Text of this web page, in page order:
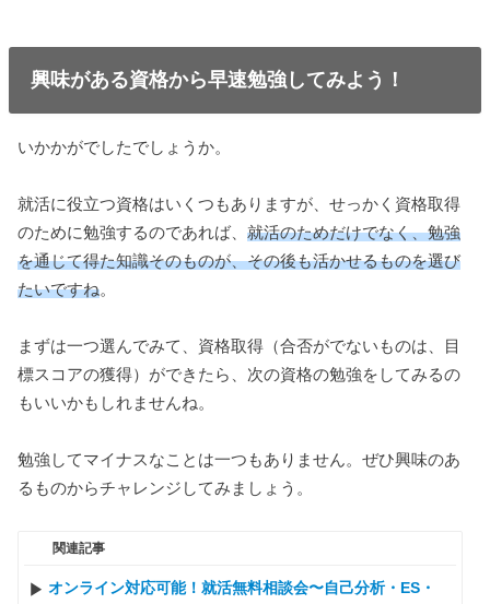
興味がある資格から早速勉強してみよう！
いかかがでしたでしょうか。
就活に役立つ資格はいくつもありますが、せっかく資格取得
のために勉強するのであれば、就活のためだけでなく、勉強
を通じて得た知識そのものが、その後も活かせるものを選び
たいですね。
まずは一つ選んでみて、資格取得（合否がでないものは、目
標スコアの獲得）ができたら、次の資格の勉強をしてみるの
もいいかもしれませんね。
勉強してマイナスなことは一つもありません。ぜひ興味のあ
るものからチャレンジしてみましょう。
関連記事
オンライン対応可能！就活無料相談会〜自己分析・ES・